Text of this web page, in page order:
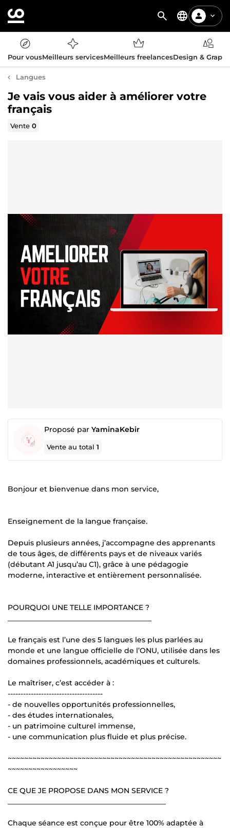
Pour vousMeilleurs servicesMeilleurs freelancesDesign &
Langues
Je vais vous aider à améliorer votre
français
Vente0
Proposé par YaminaKebir
Vente au total1
Bonjour et bienvenue dans mon service,
Enseignement de la langue française.
Depuis plusieurs années, j’accompagne des apprenants
de tous âges, de différents pays et de niveaux variés
(débutant A1 jusqu’au C1), grâce à une pédagogie
moderne, interactive et entièrement personnalisée.
POURQUOI UNE TELLE IMPORTANCE ?
Le français est l’une des 5 langues les plus parlées au
monde et une langue officielle de l’ONU, utilisée dans les
domaines professionnels, académiques et culturels.
Le maîtriser, c’est accéder à :
-------------------------------------
- de nouvelles opportunités professionnelles,
- des études internationales,
- un patrimoine culturel immense,
- une communication plus fluide et plus précise.
~~~~~~~~~~~~~~~~~~~~~~~~~~~~~~~~~~~~~~~~~~~~~~~~~~~~
~~~~~~~~~~~~~~~~~
CE QUE JE PROPOSE DANS MON SERVICE ?
Chaque séance est conçue pour être 100% adaptée à